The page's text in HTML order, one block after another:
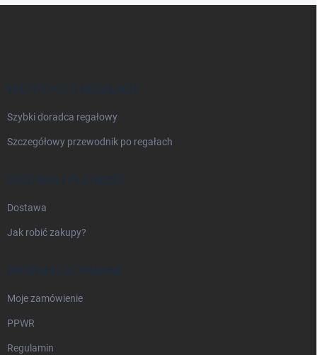
WSZYSTKO O REGAŁACH
Szybki doradca regałowy
Szczegółowy przewodnik po regałach
DOSTAWA I PŁATNOŚĆ
Dostawa
Jak robić zakupy?
INFORMACJE PRAWNE
Moje zamówienie
PPWR
Regulamin